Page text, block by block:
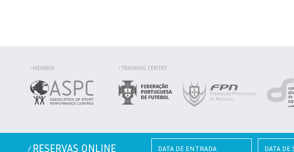
/ MEMBER / TRAINING CENTRE
/ RESERVAS ONLINE